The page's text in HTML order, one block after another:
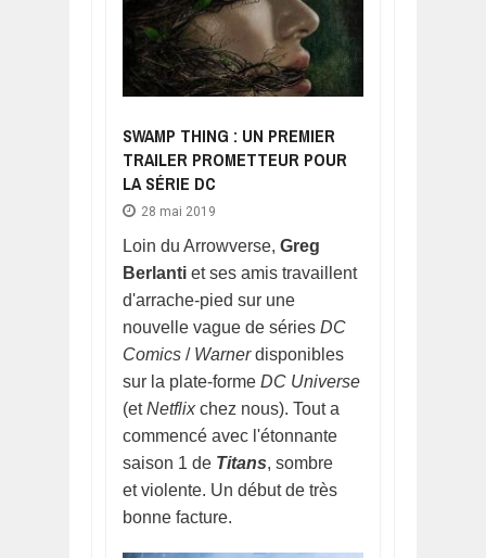
SWAMP THING : UN PREMIER
TRAILER PROMETTEUR POUR
LA SÉRIE DC
28 mai 2019
Loin du Arrowverse, Greg
Berlanti et ses amis travaillent
d'arrache-pied sur une
nouvelle vague de séries DC
Comics / Warnerdisponibles
sur la plate-forme DC Universe
(etNetflixchez nous). Tout a
commencé avec l'étonnante
saison 1 de Titans, sombre
et violente. Un début de très
bonne facture.